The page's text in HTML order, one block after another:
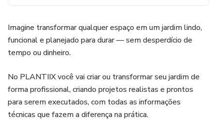
Imagine transformar qualquer espaço em um jardim lindo,
funcional e planejado para durar — sem desperdício de
tempo ou dinheiro.
No PLANTIIX você vai criar ou transformar seu jardim de
forma profissional, criando projetos realistas e prontos
para serem executados, com todas as informações
técnicas que fazem a diferença na prática.